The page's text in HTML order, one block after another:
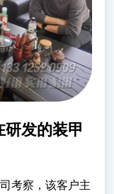
发的装甲
考察，该客户主